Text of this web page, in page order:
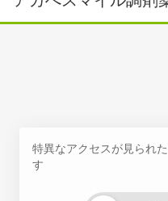
特異なアクセスが見られ
す